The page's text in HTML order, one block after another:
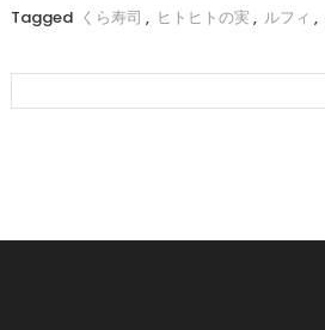
Tagged くら寿司 , ヒトヒトの実 , ルフィ ,